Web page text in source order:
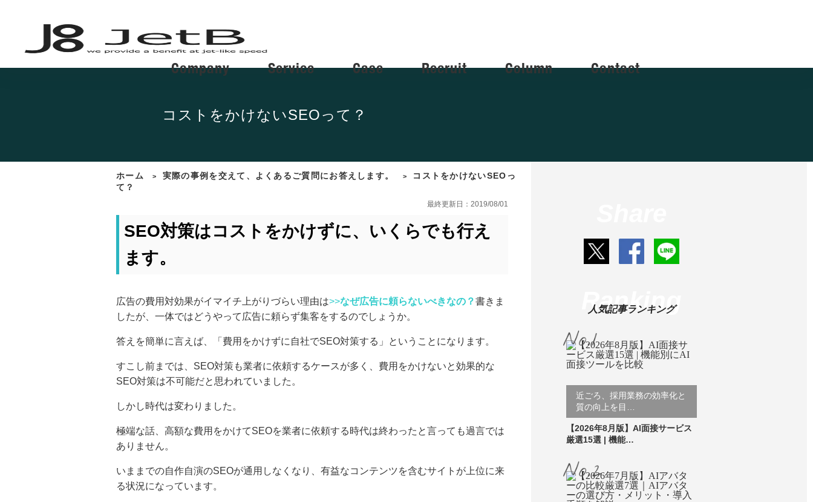
Company Service Case Recruit Column Contact
コストをかけないSEOって？
ホーム > 実際の事例を交えて、よくあるご質問にお答えします。 >
コストをかけないSEOっ
て？
最終更新日：2019/08/01
SEO対策はコストをかけずに、いくらでも行え
ます。
広告の費用対効果がイマイチ上がりづらい理由は>>なぜ広告に頼らないべきなの？書きま
したが、一体ではどうやって広告に頼らず集客をするのでしょうか。
答えを簡単に言えば、「費用をかけずに自社でSEO対策する」ということになります。
すこし前までは、SEO対策も業者に依頼するケースが多く、費用をかけないと効果的な
SEO対策は不可能だと思われていました。
しかし時代は変わりました。
極端な話、高額な費用をかけてSEOを業者に依頼する時代は終わったと言っても過言では
ありません。
いままでの自作自演のSEOが通用しなくなり、有益なコンテンツを含むサイトが上位に来
る状況になっています。
人気記事ランキング
Ranking
近ごろ、採用業務の効率化と
質の向上を目…
【2026年8月版】AI面接サービス
厳選15選 | 機能…